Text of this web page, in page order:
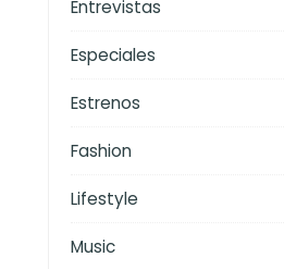
Entrevistas
Especiales
Estrenos
Fashion
Lifestyle
Music